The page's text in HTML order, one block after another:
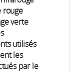
rouge
verte
utilisés
les
par le